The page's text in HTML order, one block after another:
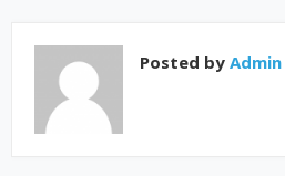
Posted by Admin